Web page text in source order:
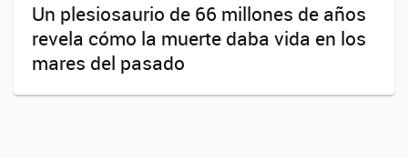
Un plesiosaurio de 66 millones de años
revela cómo la muerte daba vida en los
mares del pasado